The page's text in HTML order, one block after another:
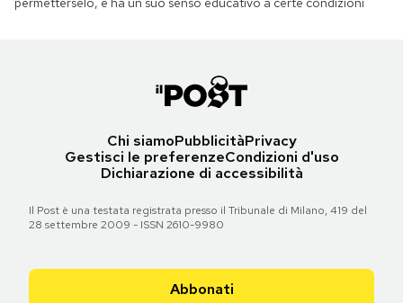
Chi siamoPubblicitàPrivacy
Gestisci le preferenzeCondizioni d'uso
Dichiarazione di accessibilità
Il Post è una testata registrata presso il Tribunale di Milano, 419 del
28 settembre 2009 - ISSN 2610-9980
Abbonati